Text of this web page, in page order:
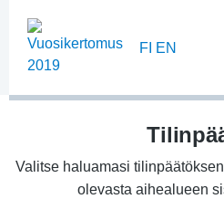
FI EN
Valitse haluamasi
olevasta aihealueen